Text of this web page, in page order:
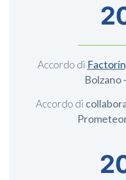
Accordo di
Bolzano
Accordo di